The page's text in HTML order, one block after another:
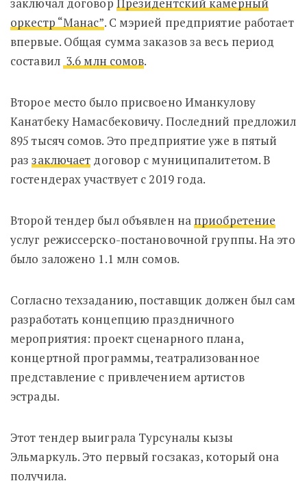
оркестр “Манас”. С мэрией предприятие работает
впервые. Общая сумма заказов за весь период
составил 3.6 млн сомов.
Второе место было присвоено Иманкулову
Канатбеку Намасбековичу. Последний предложил
895 тысяч сомов. Это предприятие уже в пятый
раззаключает договор с муниципалитетом. В
гостендерах участвует с 2019 года.
Второй тендер был объявлен на приобретение
услуг режиссерско-постановочной группы. На это
было заложено 1.1 млн сомов.
Согласно техзаданию, поставщик должен был сам
разработать концепцию праздничного
мероприятия: проект сценарного плана,
концертной программы, театрализованное
представление с привлечением артистов
эстрады.
Этот тендер выиграла Турсуналы кызы
Эльмаркуль. Это первый госзаказ, который она
получила.